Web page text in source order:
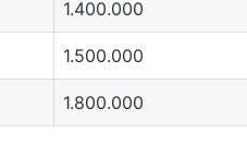
1.400.000
1.500.000
1.800.000